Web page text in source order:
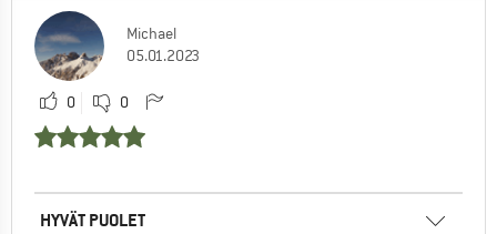
Michael
05.01.2023
0 0
HYVÄT PUOLET